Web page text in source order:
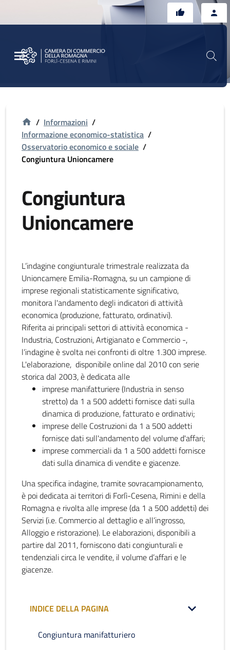
/ Informazioni /
Informazione economico-statistica /
Osservatorio economico e sociale /
Congiuntura Unioncamere
Congiuntura
Unioncamere
L’indagine congiunturale trimestrale realizzata da
Unioncamere Emilia-Romagna, su un campione di
imprese regionali statisticamente significativo,
monitora l'andamento degli indicatori di attività
economica (produzione, fatturato, ordinativi).
Riferita ai principali settori di attività economica -
Industria, Costruzioni, Artigianato e Commercio -,
l’indagine è svolta nei confronti di oltre 1.300 imprese.
L'elaborazione, disponibile online dal 2010 con serie
storica dal 2003, è dedicata alle
imprese manifatturiere (Industria in senso
stretto) da 1 a 500 addetti fornisce dati sulla
dinamica di produzione, fatturato e ordinativi;
imprese delle Costruzioni da 1 a 500 addetti
fornisce dati sull'andamento del volume d'affari;
imprese commerciali da 1 a 500 addetti fornisce
dati sulla dinamica di vendite e giacenze.
Una specifica indagine, tramite sovracampionamento,
è poi dedicata ai territori di Forlì-Cesena, Rimini e della
Romagna e rivolta alle imprese (da 1 a 500 addetti) dei
Servizi (i.e. Commercio al dettaglio e all’ingrosso,
Alloggio e ristorazione). Le elaborazioni, disponibili a
partire dal 2011, forniscono dati congiunturali e
tendenziali circa le vendite, il volume d’affari e le
giacenze.
INDICE DELLA PAGINA
Congiuntura manifatturiero